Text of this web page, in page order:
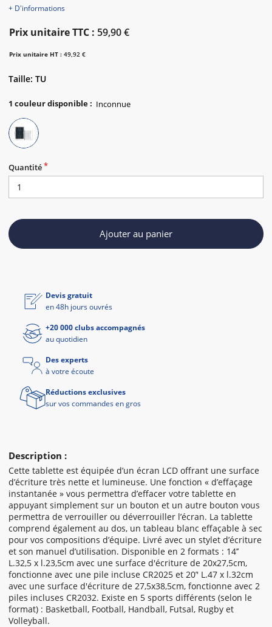
+ D'informations
Prix unitaire TTC : 59,90 €
Prix unitaire HT : 49,92 €
Taille: TU
1 couleur disponible:
Quantité
Ajouter au panier
Description :
Cette tablette est équipée d’un écran LCD offrant une surface
d’écriture très nette et lumineuse. Une fonction « d’effaçage
instantanée » vous permettra d’effacer votre tablette en
appuyant simplement sur un bouton et un autre bouton vous
permettra de verrouiller ou déverrouiller l’écran. La tablette
comprend également au dos, un tableau blanc effaçable à sec
pour vos compositions d’équipe. Livré avec un stylet d’écriture
et son manuel d’utilisation. Disponible en 2 formats : 14’’
L.32,5 x l.23,5cm avec une surface d'écriture de 20x27,5cm,
fonctionne avec une pile incluse CR2025 et 20’' L.47 x l.32cm
avec une surface d'écriture de 27,5x38,5cm, fonctionne avec 2
piles incluses CR2032. Existe en 5 sports différents (selon le
format) : Basketball, Football, Handball, Futsal, Rugby et
Volleyball.
Devis gratuit
en 48h jours ouvrés
+20 000 clubs accompagnés
au quotidien
Des experts
à votre écoute
Réductions exclusives
sur vos commandes en gros